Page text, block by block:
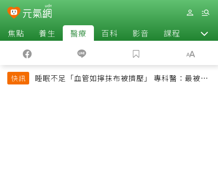
焦點 養生 醫療 百科 影音 課程 退休
快訊
睡眠不足「血管如擰抹布被擠壓」 專科醫：最被忽